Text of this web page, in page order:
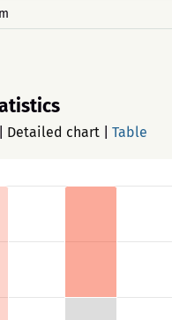
Detailed chart Table